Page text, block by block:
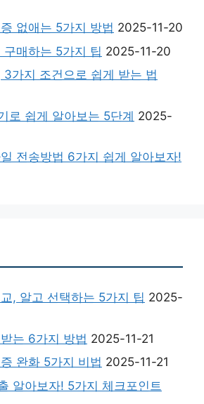
없애는 5가지 방법 2025-11-20
매하는 5가지 팁 2025-11-20
3가지 조건으로 쉽게 받는 법
로 쉽게 알아보는 5단계 2025-
전송방법 6가지 쉽게 알아보자!
, 알고 선택하는 5가지 팁 2025-
는 6가지 방법 2025-11-21
완화 5가지 비법 2025-11-21
알아보자! 5가지 체크포인트